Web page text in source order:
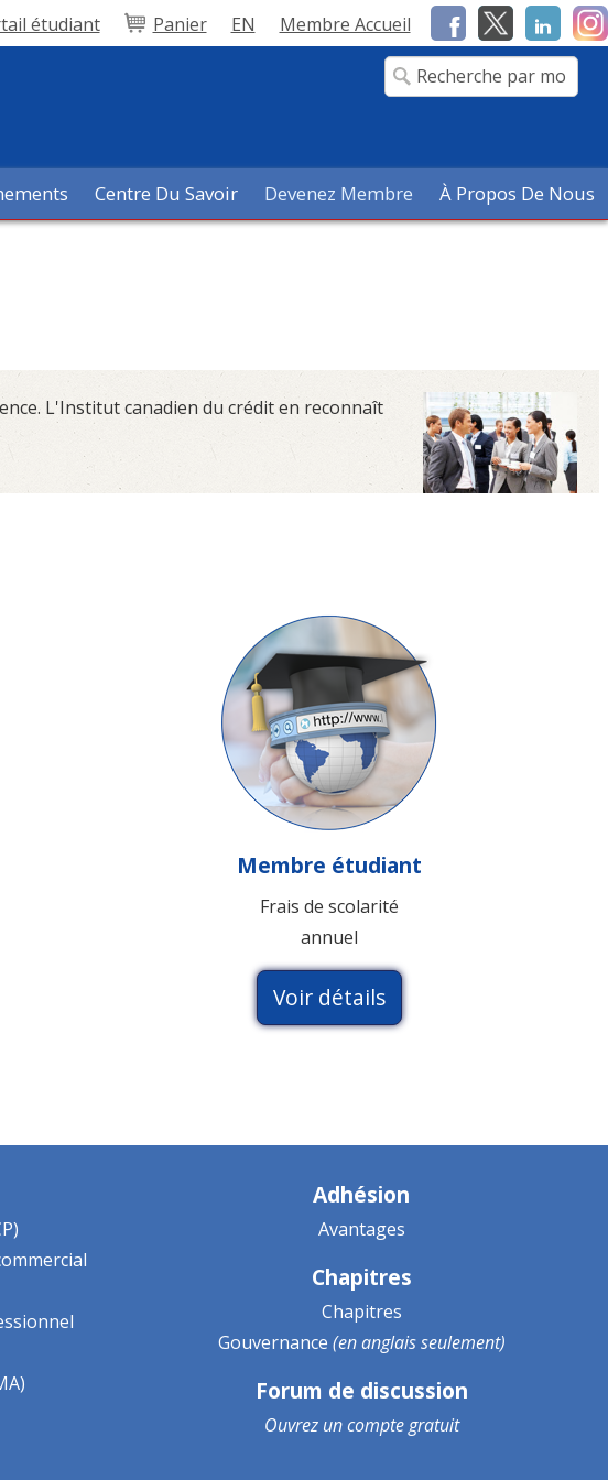
étudiant Panier EN Membre Accueil
Centre Du Savoir Devenez Membre À Propos De Nous
L'Institut canadien du crédit en reconnaît
Membre étudiant
Frais de scolarité
annuel
Voir détails
Adhésion
Avantages
Chapitres
Chapitres
Gouvernance (en anglais seulement)
Forum de discussion
Ouvrez uncompte gratuit